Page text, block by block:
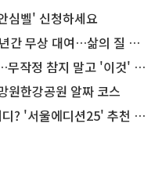
심벨' 신청하세요
상 대여…삶의 질 높인다
참지 말고 '이것' 해보세요!
원한강공원 알짜 코스
'서울에디션25' 추천 코스